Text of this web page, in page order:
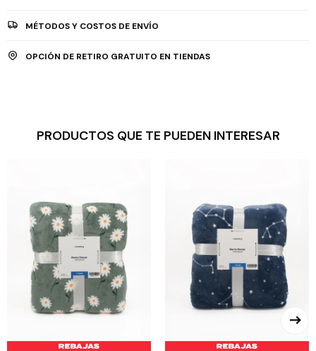
MÉTODOS Y COSTOS DE ENVÍO
OPCIÓN DE RETIRO GRATUITO EN TIENDAS
PRODUCTOS QUE TE PUEDEN INTERESAR